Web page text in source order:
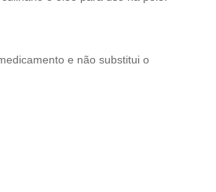
e não substitui o